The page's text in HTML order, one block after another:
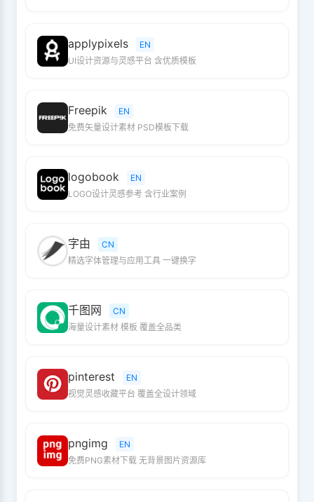
applypixels
EN
UI设计资源与灵感平台 含优质模板
Freepik
EN
免费矢量设计素材 PSD模板下载
logobook
EN
LOGO设计灵感参考 含行业案例
字由
CN
精选字体管理与应用工具 一键换字
千图网
CN
海量设计素材 模板 覆盖全品类
pinterest
EN
视觉灵感收藏平台 覆盖全设计领域
pngimg
EN
免费PNG素材下载 无背景图片资源库